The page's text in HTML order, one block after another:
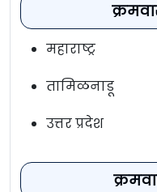
महाराष्ट्र
तामिळनाडू
उत्तर प्रदेश